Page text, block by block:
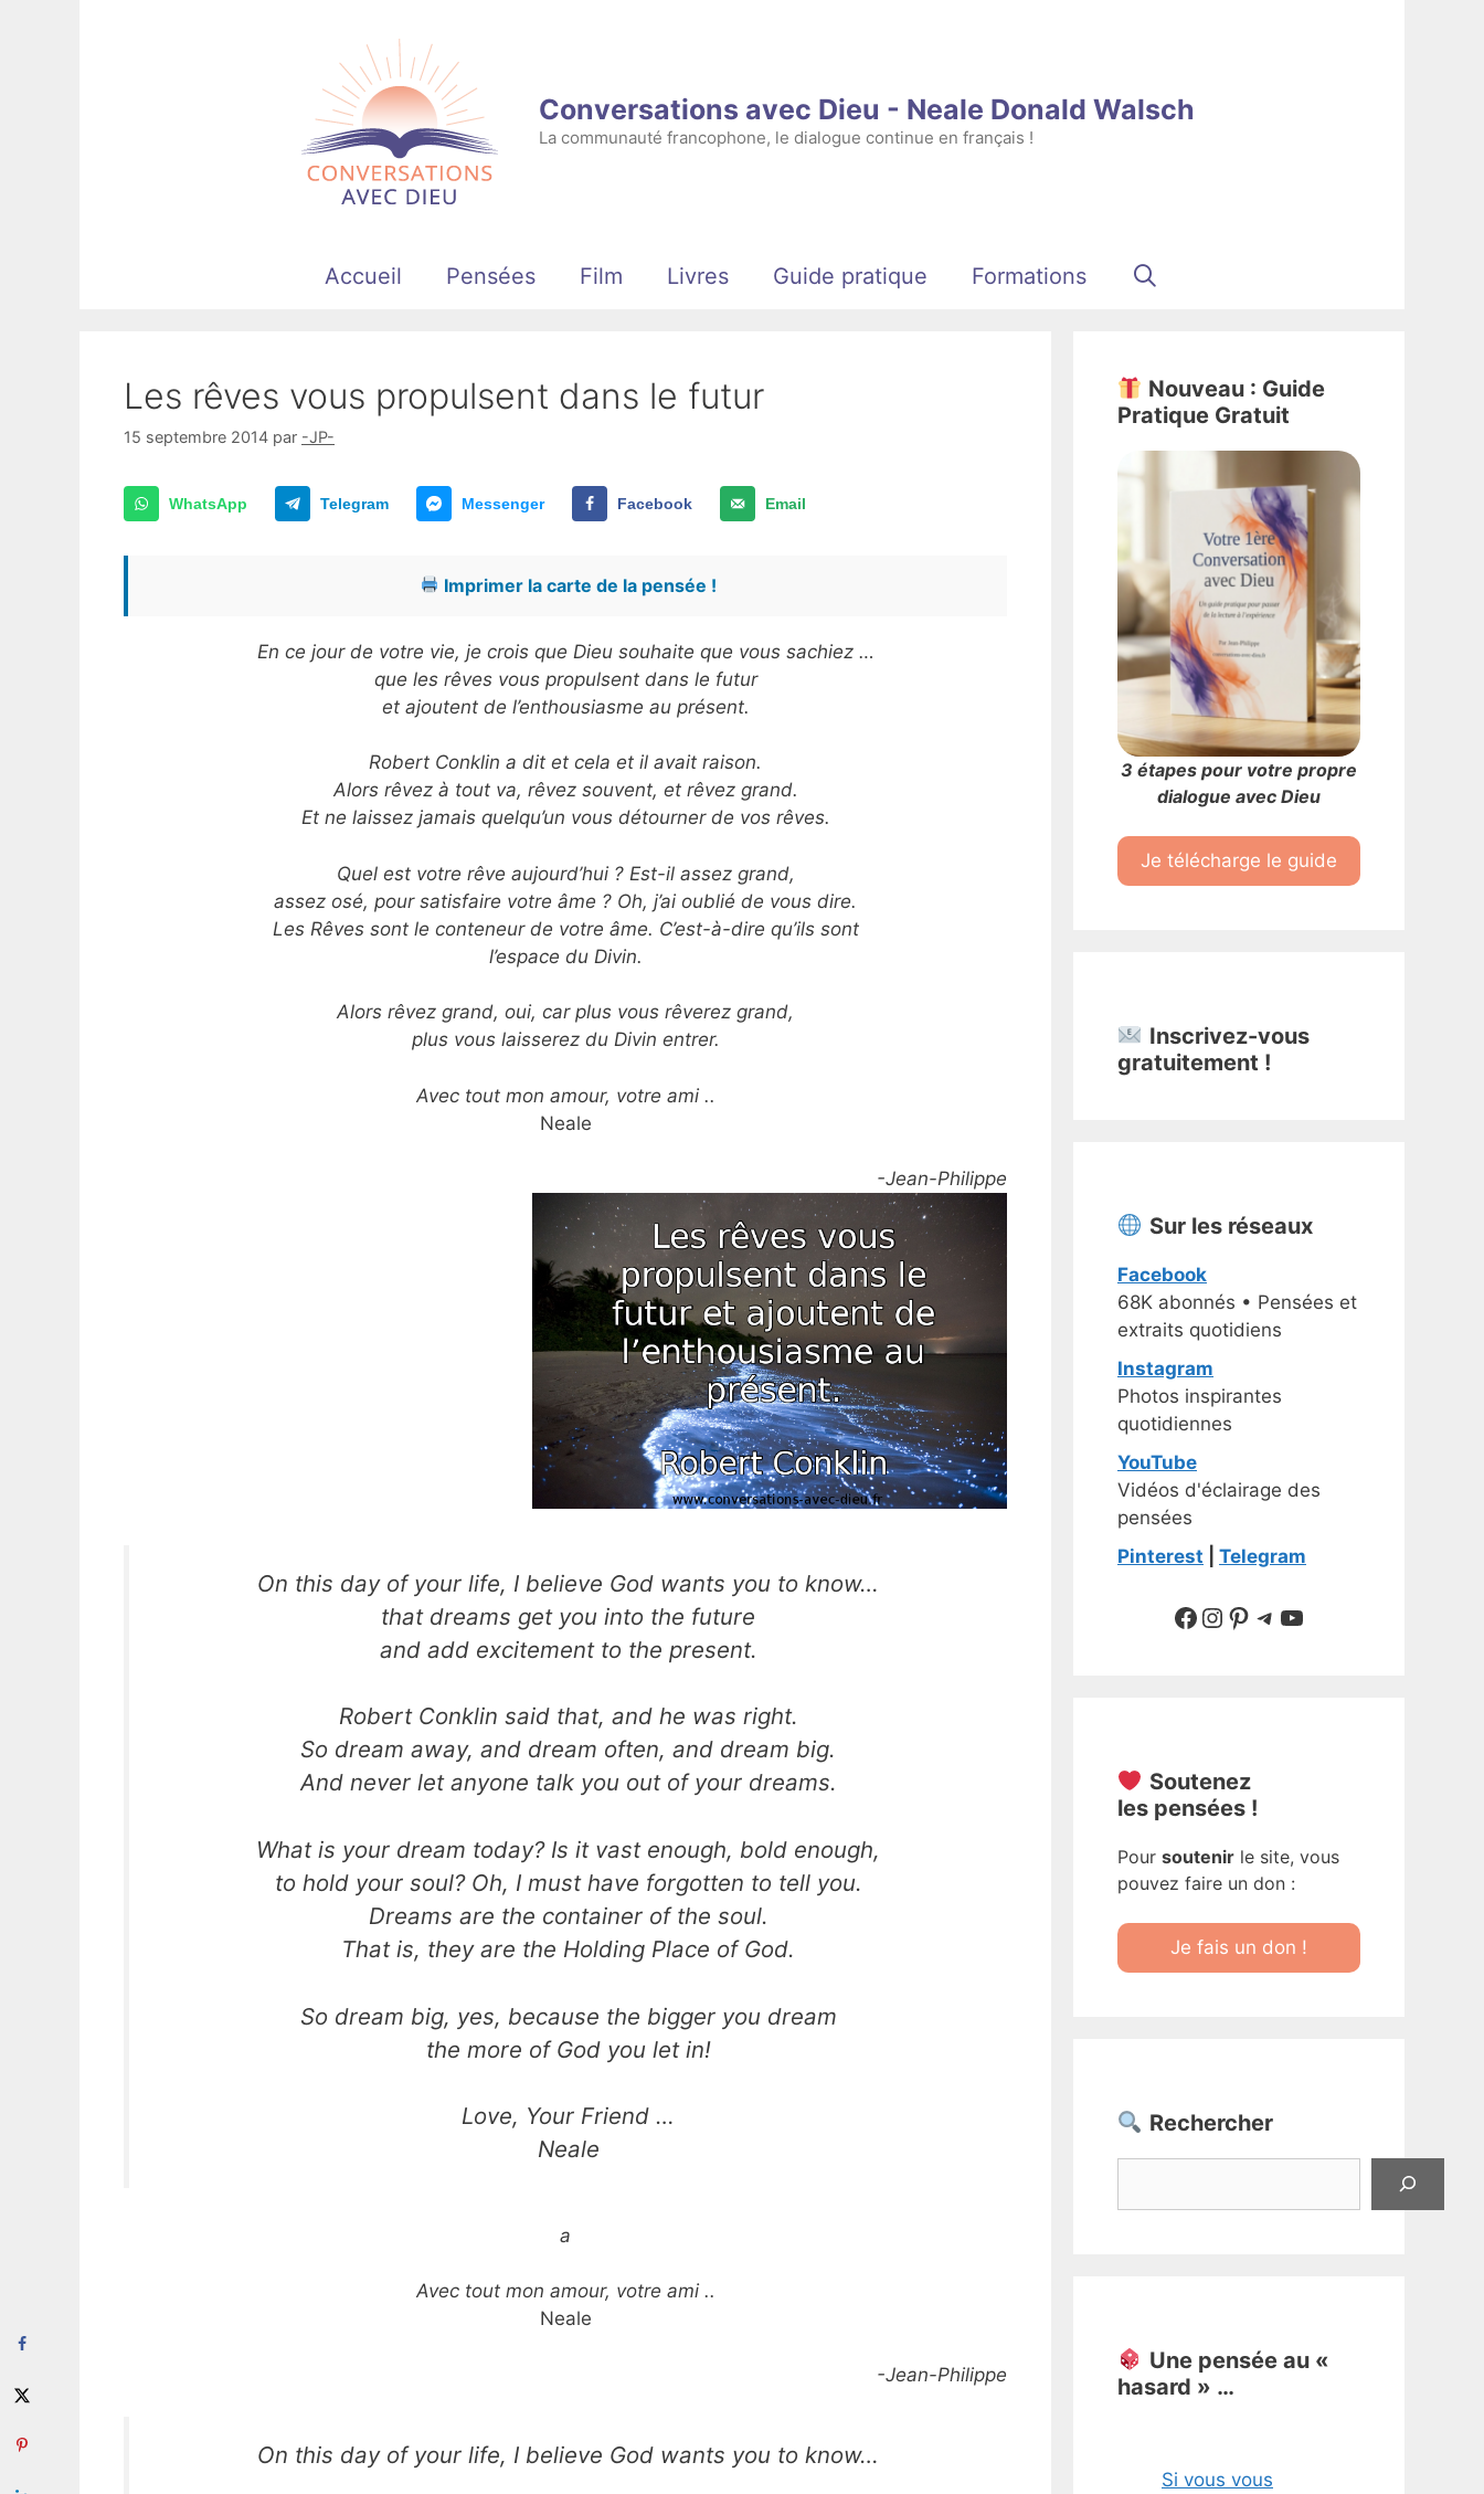
Conversations avec Dieu - Neale Donald Walsch
La communauté francophone, le dialogue continue en français !
Accueil Pensées Film Livres Guide pratique Formations
Les rêves vous propulsent dans le futur
15 septembre 2014 par -JP-
WhatsApp Telegram Messenger Facebook Email
Imprimer la carte de la pensée !
En ce jour de votre vie, je crois que Dieu souhaite que vous sachiez …
que les rêves vous propulsent dans le futur
et ajoutent de l’enthousiasme au présent.
Robert Conklin a dit et cela et il avait raison.
Alors rêvez à tout va, rêvez souvent, et rêvez grand.
Et ne laissez jamais quelqu’un vous détourner de vos rêves.
Quel est votre rêve aujourd’hui ? Est-il assez grand,
assez osé, pour satisfaire votre âme ? Oh, j’ai oublié de vous dire.
Les Rêves sont le conteneur de votre âme. C’est-à-dire qu’ils sont
l’espace du Divin.
Alors rêvez grand, oui, car plus vous rêverez grand,
plus vous laisserez du Divin entrer.
Avec tout mon amour, votre ami ..
Neale
-Jean-Philippe
On this day of your life, I believe God wants you to know…
that dreams get you into the future
and add excitement to the present.
Robert Conklin said that, and he was right.
So dream away, and dream often, and dream big.
And never let anyone talk you out of your dreams.
What is your dream today? Is it vast enough, bold enough,
to hold your soul? Oh, I must have forgotten to tell you.
Dreams are the container of the soul.
That is, they are the Holding Place of God.
So dream big, yes, because the bigger you dream
the more of God you let in!
Love, Your Friend …
Neale
a
Avec tout mon amour, votre ami ..
Neale
-Jean-Philippe
On this day of your life, I believe God wants you to know…
Nouveau : Guide
Pratique Gratuit
3 étapes pour votre propre
dialogue avec Dieu
Je télécharge le guide
Inscrivez-vous
gratuitement !
Sur les réseaux
Facebook
68K abonnés • Pensées et
extraits quotidiens
Instagram
Photos inspirantes
quotidiennes
YouTube
Vidéos d'éclairage des
pensées
Pinterest
Telegram
Suivre sur Facebook
Suivre sur Instagram
Pinterest
Sur Telegram
YouTube
Soutenez
les pensées !
Pour soutenir le site, vous
pouvez faire un don :
Je fais un don !
Rechercher
Une pensée au «
hasard » …
Si vous vous